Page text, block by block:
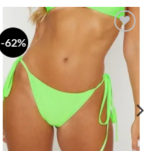
-62%
Dodaj
na
listu
želja